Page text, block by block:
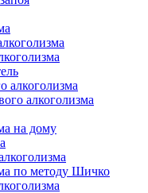
алкоголизма
алкоголизма
на дому
по методу Шичко